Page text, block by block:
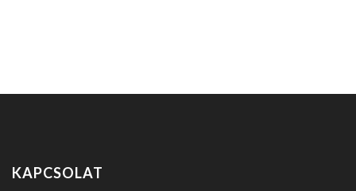
KAPCSOLAT